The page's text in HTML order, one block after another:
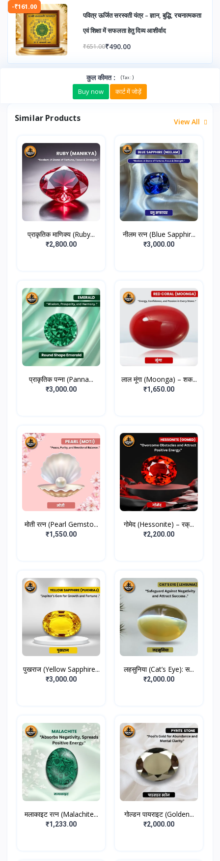
-₹161.00
पवित्र ऊर्जित सरस्वती यंत्र – ज्ञान, बुद्धि, रचनात्मकता
एवं शिक्षा में सफलता हेतु दिव्य आशीर्वाद
₹651.00₹490.00
कुल कीमत: (Tax :)
Buy now कार्ट में जोड़ें
Similar Products View All
प्राकृतिक माणिक्य (Ruby...
₹2,800.00
नीलम रत्न (Blue Sapphir...
₹3,000.00
प्राकृतिक पन्ना (Panna...
₹3,000.00
लाल मूंगा (Moonga) – शक...
₹1,650.00
मोती रत्न (Pearl Gemsto...
₹1,550.00
गोमेद (Hessonite) – रक्...
₹2,200.00
पुखराज (Yellow Sapphire...
₹3,000.00
लहसुनिया (Cat’s Eye): स...
₹2,000.00
मलाकाइट रत्न (Malachite...
₹1,233.00
गोल्डन पायराइट (Golden...
₹2,000.00